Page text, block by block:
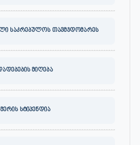
საკრებულოს თავმჯდომარეს
მიღება
სტიპენდია